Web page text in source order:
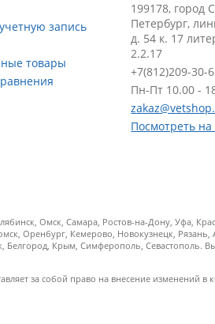
запись
товары
199178, город
Петербург,
д. 54 к. 17
2.2.17
+7(812)209-30-
Пн-Пт 10.00 -
Посмотреть на
Омск, Самара, Ростов-на-Дону, Уфа,
Оренбург, Кемерово, Новокузнецк, Рязань,
Белгород, Крым, Симферополь, Севастополь.
за собой право на внесение изменений в